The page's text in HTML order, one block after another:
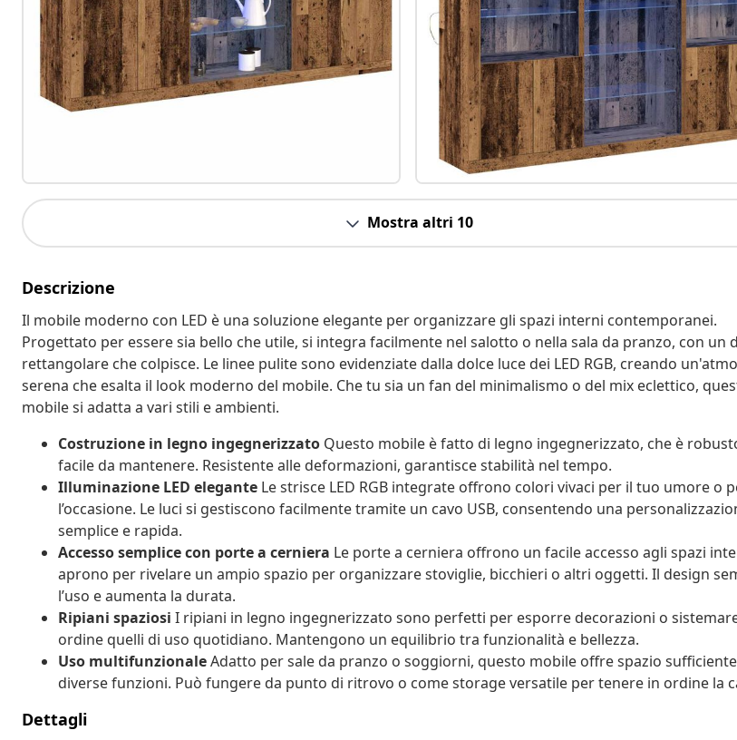
Mostra altri 10
Descrizione
Il mobile moderno con LED è una soluzione elegante per organizzare gli spazi interni contemporanei.
Progettato per essere sia bello che utile, si integra facilmente nel salotto o nella sala da pranzo, con un
rettangolare che colpisce. Le linee pulite sono evidenziate dalla dolce luce dei LED RGB, creando
serena che esalta il look moderno del mobile. Che tu sia un fan del minimalismo o del mix eclettico,
mobile si adatta a vari stili e ambienti.
Costruzione in legno ingegnerizzato Questo mobile è fatto di legno ingegnerizzato, che è
facile da mantenere. Resistente alle deformazioni, garantisce stabilità nel tempo.
Illuminazione LED elegante Le strisce LED RGB integrate offrono colori vivaci per il tuo umore o
l’occasione. Le luci si gestiscono facilmente tramite un cavo USB, consentendo una
semplice e rapida.
Accesso semplice con porte a cerniera Le porte a cerniera offrono un facile accesso agli spazi
aprono per rivelare un ampio spazio per organizzare stoviglie, bicchieri o altri oggetti. Il design
l’uso e aumenta la durata.
Ripiani spaziosi I ripiani in legno ingegnerizzato sono perfetti per esporre decorazioni o
ordine quelli di uso quotidiano. Mantengono un equilibrio tra funzionalità e bellezza.
Uso multifunzionaleAdatto per sale da pranzo o soggiorni, questo mobile offre spazio
diverse funzioni. Può fungere da punto di ritrovo o come storage versatile per tenere in ordine la
Dettagli